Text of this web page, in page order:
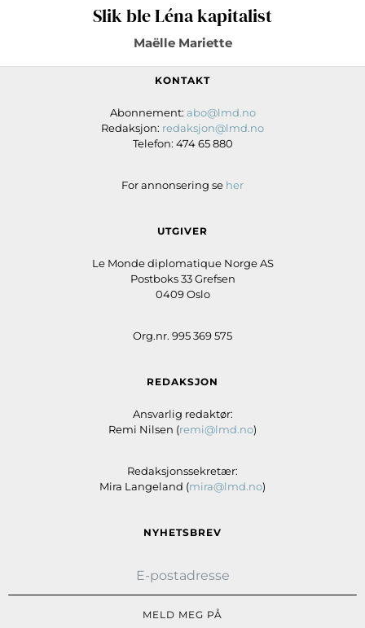
Slik ble Léna kapitalist
Maëlle Mariette
KONTAKT
Abonnement: abo@lmd.no
Redaksjon: redaksjon@lmd.no
Telefon: 474 65 880
For annonsering se her
UTGIVER
Le Monde diplomatique Norge AS
Postboks 33 Grefsen
0409 Oslo
Org.nr. 995 369 575
REDAKSJON
Ansvarlig redaktør:
Remi Nilsen (remi@lmd.no)
Redaksjonssekretær:
Mira Langeland (mira@lmd.no)
NYHETSBREV
MELD MEG PÅ